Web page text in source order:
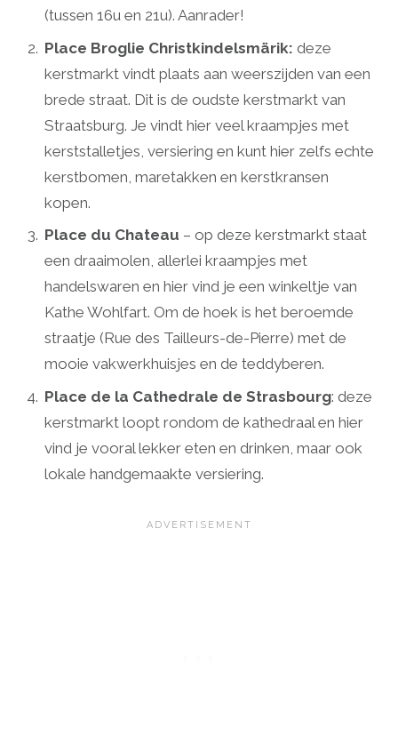
(tussen 16u en 21u). Aanrader!
Place Broglie Christkindelsmärik: deze
kerstmarkt vindt plaats aan weerszijden van een
brede straat. Dit is de oudste kerstmarkt van
Straatsburg. Je vindt hier veel kraampjes met
kerststalletjes, versiering en kunt hier zelfs echte
kerstbomen, maretakken en kerstkransen
kopen.
Place du Chateau – op deze kerstmarkt staat
een draaimolen, allerlei kraampjes met
handelswaren en hier vind je een winkeltje van
Kathe Wohlfart. Om de hoek is het beroemde
straatje (Rue des Tailleurs-de-Pierre) met de
mooie vakwerkhuisjes en de teddyberen.
Place de la Cathedrale de Strasbourg: deze
kerstmarkt loopt rondom de kathedraal en hier
vind je vooral lekker eten en drinken, maar ook
lokale handgemaakte versiering.